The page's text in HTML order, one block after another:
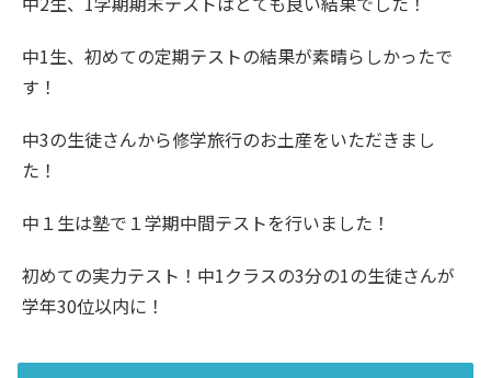
中1生、初めての定期テストの結果が素晴らしかったで
す！
中3の生徒さんから修学旅行のお土産をいただきまし
た！
中１生は塾で１学期中間テストを行いました！
初めての実力テスト！中1クラスの3分の1の生徒さんが
学年30位以内に！